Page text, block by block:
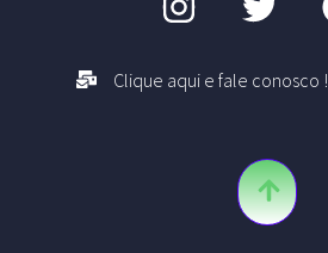
Clique aqui e fale conosco !